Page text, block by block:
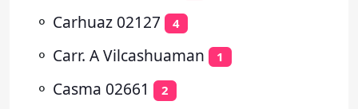
⚬ Carhuaz 02127 4
⚬ Carr. A Vilcashuaman 1
⚬ Casma 02661 2